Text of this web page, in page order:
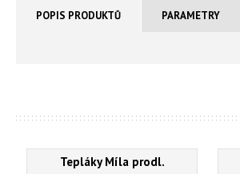
POPIS PRODUKTŮ PARAMETRY
Tepláky Míla prodl.